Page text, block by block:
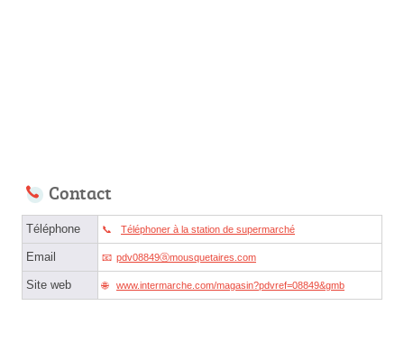
Contact
Téléphone Téléphoner à la station de supermarché
Email pdv08849ⓐmousquetaires.com
Site web www.intermarche.com/magasin?pdvref=08849&gmb